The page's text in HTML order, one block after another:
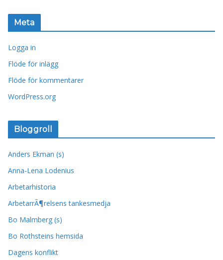
Meta
Logga in
Flöde för inlägg
Flöde för kommentarer
WordPress.org
Bloggroll
Anders Ekman (s)
Anna-Lena Lodenius
Arbetarhistoria
ArbetarrÃ¶relsens tankesmedja
Bo Malmberg (s)
Bo Rothsteins hemsida
Dagens konflikt